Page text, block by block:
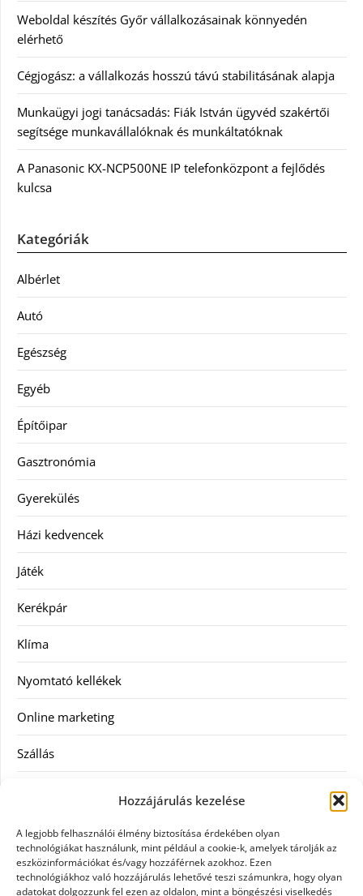
Hozzájárulás kezelése
A legjobb felhasználói élmény biztosítása érdekében olyan
technológiákat használunk, mint például a cookie-k, amelyek tárolják az
eszközinformációkat és/vagy hozzáférnek azokhoz. Ezen
technológiákhoz való hozzájárulás lehetővé teszi számunkra, hogy olyan
adatokat dolgozzunk fel ezen az oldalon, mint a böngészési viselkedés
Weboldal készítés Győr vállalkozásainak könnyedén
elérhető
Cégjogász: a vállalkozás hosszú távú stabilitásának alapja
Munkaügyi jogi tanácsadás: Fiák István ügyvéd szakértői
segítsége munkavállalóknak és munkáltatóknak
A Panasonic KX-NCP500NE IP telefonközpont a fejlődés
kulcsa
Kategóriák
Albérlet
Autó
Egészség
Egyéb
Építőipar
Gasztronómia
Gyerekülés
Házi kedvencek
Játék
Kerékpár
Klíma
Nyomtató kellékek
Online marketing
Szállás
Szellőztető
Szolgáltatás